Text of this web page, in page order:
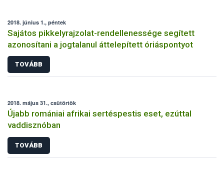
2018. június 1., péntek
Sajátos pikkelyrajzolat-rendellenessége segített
azonosítani a jogtalanul áttelepített óriáspontyot
TOVÁBB
2018. május 31., csütörtök
Újabb romániai afrikai sertéspestis eset, ezúttal
vaddisznóban
TOVÁBB